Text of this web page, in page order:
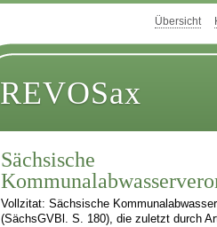
Übersicht
REVOSax
Sächsische
Vollzitat: Sächsische
(SächsGVBl. S. 180), die zuletzt durch